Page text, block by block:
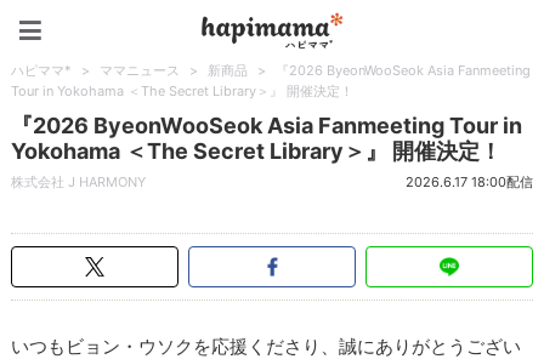
ハピママ* > ママニュース > 新商品 >
『2026 ByeonWooSeok Asia Fanmeeting
Tour in Yokohama ＜The Secret Library＞』 開催決定！
『2026 ByeonWooSeok Asia Fanmeeting Tour in
Yokohama ＜The Secret Library＞』 開催決定！
株式会社 J HARMONY 2026.6.17 18:00配信
いつもビョン・ウソクを応援くださり、誠にありがとうござい